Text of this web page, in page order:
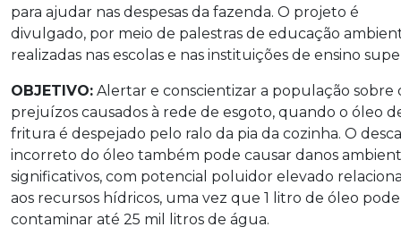
para ajudar nas despesas da fazenda. O projeto é
divulgado, por meio de palestras de educação
realizadas nas escolas e nas instituições de ensino
OBJETIVO: Alertar e conscientizar a população sobre
prejuízos causados à rede de esgoto, quando o óleo
fritura é despejado pelo ralo da pia da cozinha. O
incorreto do óleo também pode causar danos
significativos, com potencial poluidor elevado
aos recursos hídricos, uma vez que 1 litro de óleo pode
contaminar até 25 mil litros de água.